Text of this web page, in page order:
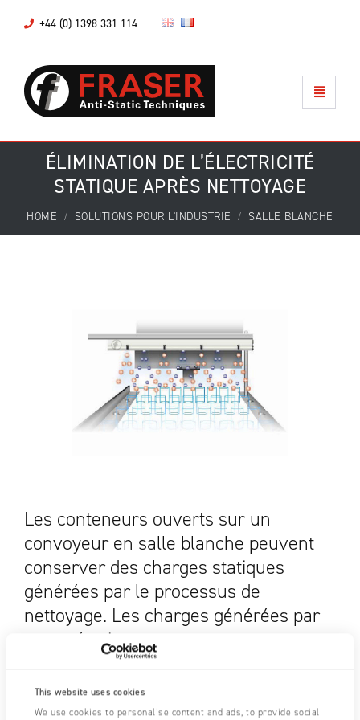
This website uses cookies
We use cookies to personalise content and ads, to provide social
+44 (0) 1398 331 114
ÉLIMINATION DE L’ÉLECTRICITÉ
STATIQUE APRÈS NETTOYAGE
HOME SOLUTIONS POUR L'INDUSTRIE SALLE BLANCHE
Les conteneurs ouverts sur un
convoyeur en salle blanche peuvent
conserver des charges statiques
générées par le processus de
nettoyage. Les charges générées par
ces opérations post-nettoyage peuvent
attirer des contaminants à l'intérieur et
à l'extérieur, ou même repousser les
produits de remplissage.